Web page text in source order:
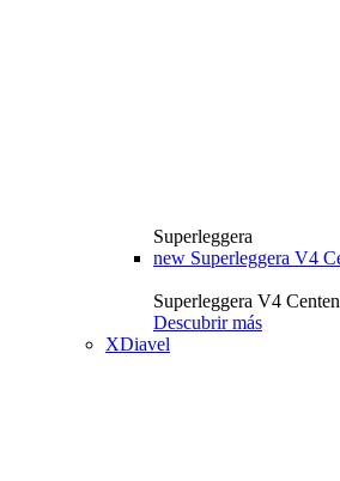
Superleggera
new Superleggera V4
Superleggera V4
Descubrir más
XDiavel